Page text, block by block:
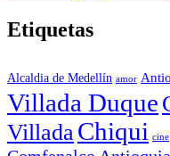
Etiquetas
Alcaldia de Medellín amor
Villada Duque
VilladaChiqui cine